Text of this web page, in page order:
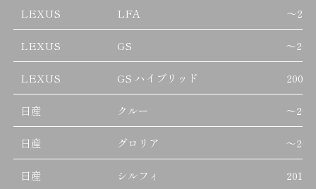
LEXUS LFA ～
LEXUS GS ～
LEXUS GS ハイブリッド
日産 クルー ～
日産 グロリア ～
日産 シルフィ